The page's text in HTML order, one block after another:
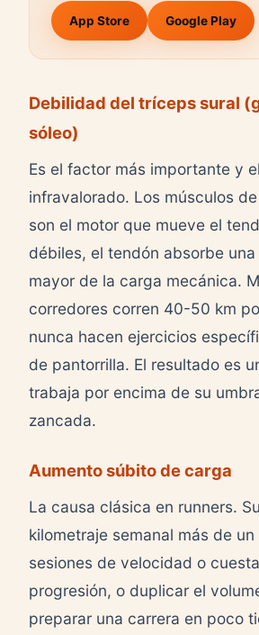
App Store Google Play
Debilidad del tríceps sural
sóleo)
Es el factor más importante y
infravalorado. Los músculos
son el motor que mueve el
débiles, el tendón absorbe
mayor de la carga mecánica.
corredores corren 40-50 km
nunca hacen ejercicios
de pantorrilla. El resultado es
trabaja por encima de su
zancada.
Aumento súbito de carga
La causa clásica en runners.
kilometraje semanal más de un
sesiones de velocidad o
progresión, o duplicar el
preparar una carrera en poco